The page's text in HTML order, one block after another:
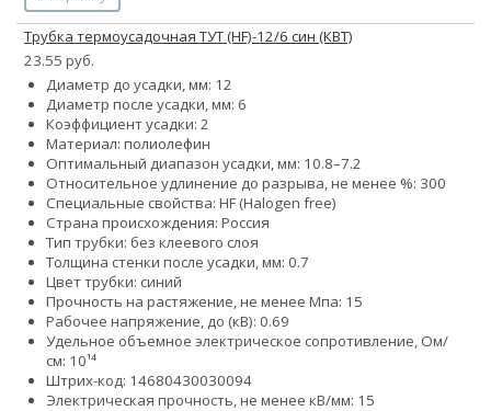
Трубка термоусадочная ТУТ (HF)-12/6 син (КВТ)
23.55 руб.
Диаметр до усадки, мм: 12
Диаметр после усадки, мм: 6
Коэффициент усадки: 2
Материал: полиолефин
Оптимальный диапазон усадки, мм: 10.8–7.2
Относительное удлинение до разрыва, не менее %: 300
Специальные свойства: HF (Halogen free)
Страна происхождения: Россия
Тип трубки: без клеевого слоя
Толщина стенки после усадки, мм: 0.7
Цвет трубки: синий
Прочность на растяжение, не менее Мпа: 15
Рабочее напряжение, до (кВ): 0.69
Удельное объемное электрическое сопротивление, Ом/
см: 10¹⁴
Штрих-код: 14680430030094
Электрическая прочность, не менее кВ/мм: 15